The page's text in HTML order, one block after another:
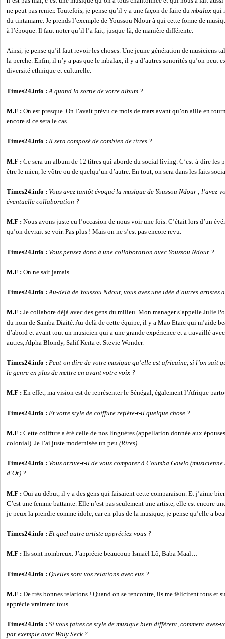
ne peut pas renier. Toutefois, je pense qu’il y a une façon de faire dumbalax qui
du tintamarre. Je prends l’exemple de Youssou Ndour à qui cette forme de
à l’époque. Il faut noter qu’il l’a fait, jusque-là, de manière différente.
Ainsi, je pense qu’il faut revoir les choses. Une jeune génération de musiciens
la perche. Enfin, il n’y a pas que le mbalax, il y a d’autres sonorités qu’on peut
diversité ethnique et culturelle.
Times24.info :A quand la sortie de votre album ?
M.F :On est presque. On l’avait prévu ce mois de mars avant qu’on aille en
encore si ce sera le cas.
Times24.info :Il sera composé de combien de titres ?
M.F :Ce sera un album de 12 titres qui aborde du social living. C’est-à-dire les
être le mien, le vôtre ou de quelqu’un d’autre. En tout, on sera dans les faits
Times24.info :Vous avez tantôt évoqué la musique de Youssou Ndour ; l’avez-
éventuelle collaboration ?
M.F :Nous avons juste eu l’occasion de nous voir une fois. C’était lors d’un
qu’on devrait se voir. Pas plus ! Mais on ne s’est pas encore revu.
Times24.info :Vous pensez donc à une collaboration avec Youssou Ndour ?
M.F :On ne sait jamais…
Times24.info :Au-delà de Youssou Ndour, vous avez une idée d’autres
M.F :Je collabore déjà avec des gens du milieu. Mon manager s’appelle Julie
du nom de Samba Diaité. Au-delà de cette équipe, il y a Mao Etaïc qui m’aide
d’abord et avant tout un musicien qui a une grande expérience et a travaillé
autres, Alpha Blondy, Salif Keïta et Stevie Wonder.
Times24.info :Peut-on dire de votre musique qu’elle est africaine, si l’on sait
le genre en plus de mettre en avant votre voix ?
M.F :En effet, ma vision est de représenter le Sénégal, également l’Afrique
Times24.info :Et votre style de coiffure reflète-t-il quelque chose ?
M.F :Cette coiffure a été celle de nos linguères (appellation donnée aux
colonial). Je l’ai juste modernisée un peu(Rires).
Times24.info :Vous arrive-t-il de vous comparer à Coumba Gawlo
d’Or) ?
M.F :Oui au début, il y a des gens qui faisaient cette comparaison. Et j’aime
C’est une femme battante. Elle n’est pas seulement une artiste, elle est encore
je peux la prendre comme idole, car en plus de la musique, je pense qu’elle a
Times24.info :Et quel autre artiste appréciez-vous ?
M.F :Ils sont nombreux. J’apprécie beaucoup Ismaël Lô, Baba Maal…
Times24.info :Quelles sont vos relations avec eux ?
M.F :De très bonnes relations ! Quand on se rencontre, ils me félicitent tous et
apprécie vraiment tous.
Times24.info :Si vous faites ce style de musique bien différent, comment avez-
par exemple avec Waly Seck ?